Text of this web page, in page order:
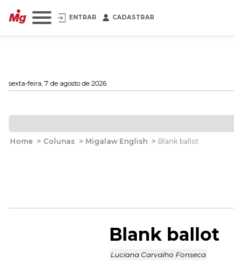
ENTRAR CADASTRAR
sexta-feira, 7 de agosto de 2026
Home > Colunas > Migalaw English > Blank ballot
Blank ballot
Luciana Carvalho Fonseca